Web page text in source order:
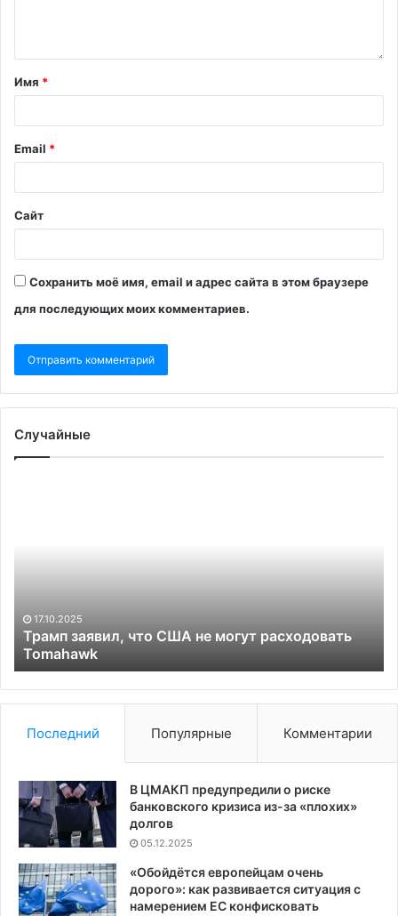
Имя *
Email *
Сайт
Сохранить моё имя, email и адрес сайта в этом браузере
для последующих моих комментариев.
Случайные
Tomahawk
17.10.2025
Трамп заявил, что США не могут расходовать
Tomahawk
Последний Популярные Комментарии
В ЦМАКП предупредили о риске
банковского кризиса из-за «плохих»
долгов
05.12.2025
«Обойдётся европейцам очень
дорого»: как развивается ситуация с
намерением ЕС конфисковать